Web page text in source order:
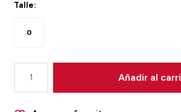
Talle:
0
1 Añadir al